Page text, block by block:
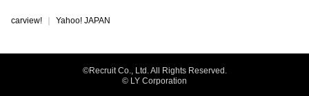
carview! Yahoo! JAPAN
©Recruit Co., Ltd. All Rights Reserved.
© LY Corporation